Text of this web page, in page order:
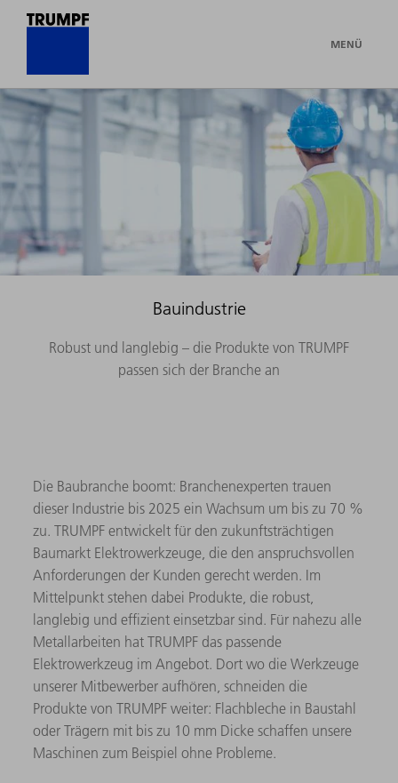
MENÜ
Bauindustrie
Robust und langlebig – die Produkte von TRUMPF
passen sich der Branche an
Die Baubranche boomt: Branchenexperten trauen
dieser Industrie bis 2025 ein Wachsum um bis zu 70 %
zu. TRUMPF entwickelt für den zukunftsträchtigen
Baumarkt Elektrowerkzeuge, die den anspruchsvollen
Anforderungen der Kunden gerecht werden. Im
Mittelpunkt stehen dabei Produkte, die robust,
langlebig und effizient einsetzbar sind. Für nahezu alle
Metallarbeiten hat TRUMPF das passende
Elektrowerkzeug im Angebot. Dort wo die Werkzeuge
unserer Mitbewerber aufhören, schneiden die
Produkte von TRUMPF weiter: Flachbleche in Baustahl
oder Trägern mit bis zu 10 mm Dicke schaffen unsere
Maschinen zum Beispiel ohne Probleme.